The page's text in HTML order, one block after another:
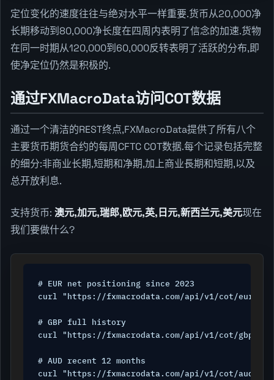
定位变化的速度往往与绝对水平一样重要.货币从20,000净
长期移动到80,000净长度在四周内表明了信念的加速.货物
在同一时期从120,000到60,000反转表明了活跃的分布,即
使净定位仍然是积极的.
通过FXMacroData访问COT数据
通过一个清洁的REST终点,FXMacroData提供了所有八个
主要货币期货合约的每周CFTC COT数据.每个记录包括完整
的细分:非商业长期,短期和净期,加上商业長期和短期,以及
总开放利息.
支持货币: 澳元,加元,瑞郎,欧元,英,日元,新西兰元,美元现在
我们要做什么?
# EUR net positioning since 2023
curl "https://fxmacrodata.com/api/v1/cot/
# GBP full history
curl "https://fxmacrodata.com/api/v1/cot/
# AUD recent 12 months
curl "https://fxmacrodata.com/api/v1/cot/